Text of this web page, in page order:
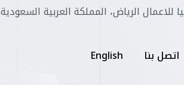
للاعمال الرياض، المملكة العربية السعودية
اتصل بنا English